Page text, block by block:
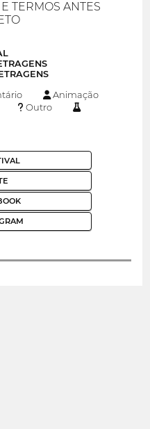
TERMOS ANTES
Animação
Outro